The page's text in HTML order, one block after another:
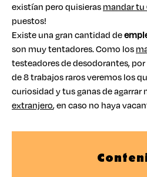
existían pero quisierasmandar tu
puestos!
Existe una gran cantidad de
son muy tentadores. Como los
testeadores de desodorantes,
de 8 trabajos raros veremos los
curiosidad y tus ganas de agarrar
extranjero, en caso no haya